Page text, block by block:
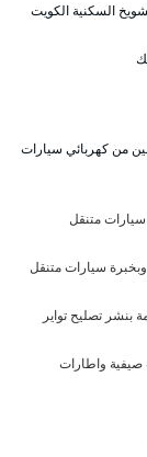
السكنية الكويت
من كهربائي سيارات
متنقل
سيارات متنقل
بنشر تصليح تواير
صيفية واطارات